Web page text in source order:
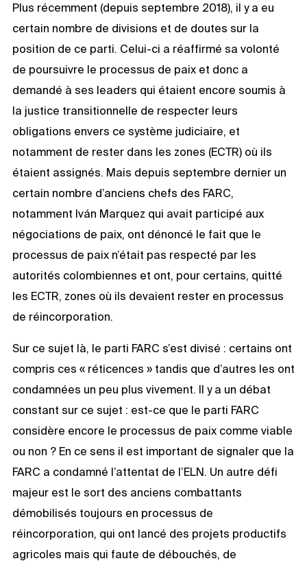
Plus récemment (depuis septembre 2018), il y a eu
certain nombre de divisions et de doutes sur la
position de ce parti. Celui-ci a réaffirmé sa volonté
de poursuivre le processus de paix et donc a
demandé à ses leaders qui étaient encore soumis à
la justice transitionnelle de respecter leurs
obligations envers ce système judiciaire, et
notamment de rester dans les zones (ECTR) où ils
étaient assignés. Mais depuis septembre dernier un
certain nombre d’anciens chefs des FARC,
notamment Iván Marquez qui avait participé aux
négociations de paix, ont dénoncé le fait que le
processus de paix n’était pas respecté par les
autorités colombiennes et ont, pour certains, quitté
les ECTR, zones où ils devaient rester en processus
de réincorporation.
Sur ce sujet là, le parti FARC s’est divisé : certains ont
compris ces « réticences » tandis que d’autres les ont
condamnées un peu plus vivement. Il y a un débat
constant sur ce sujet : est-ce que le parti FARC
considère encore le processus de paix comme viable
ou non ? En ce sens il est important de signaler que la
FARC a condamné l’attentat de l’ELN. Un autre défi
majeur est le sort des anciens combattants
démobilisés toujours en processus de
réincorporation, qui ont lancé des projets productifs
agricoles mais qui faute de débouchés, de